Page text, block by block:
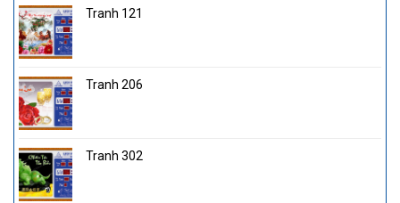
Tranh 121
Tranh 206
Tranh 302